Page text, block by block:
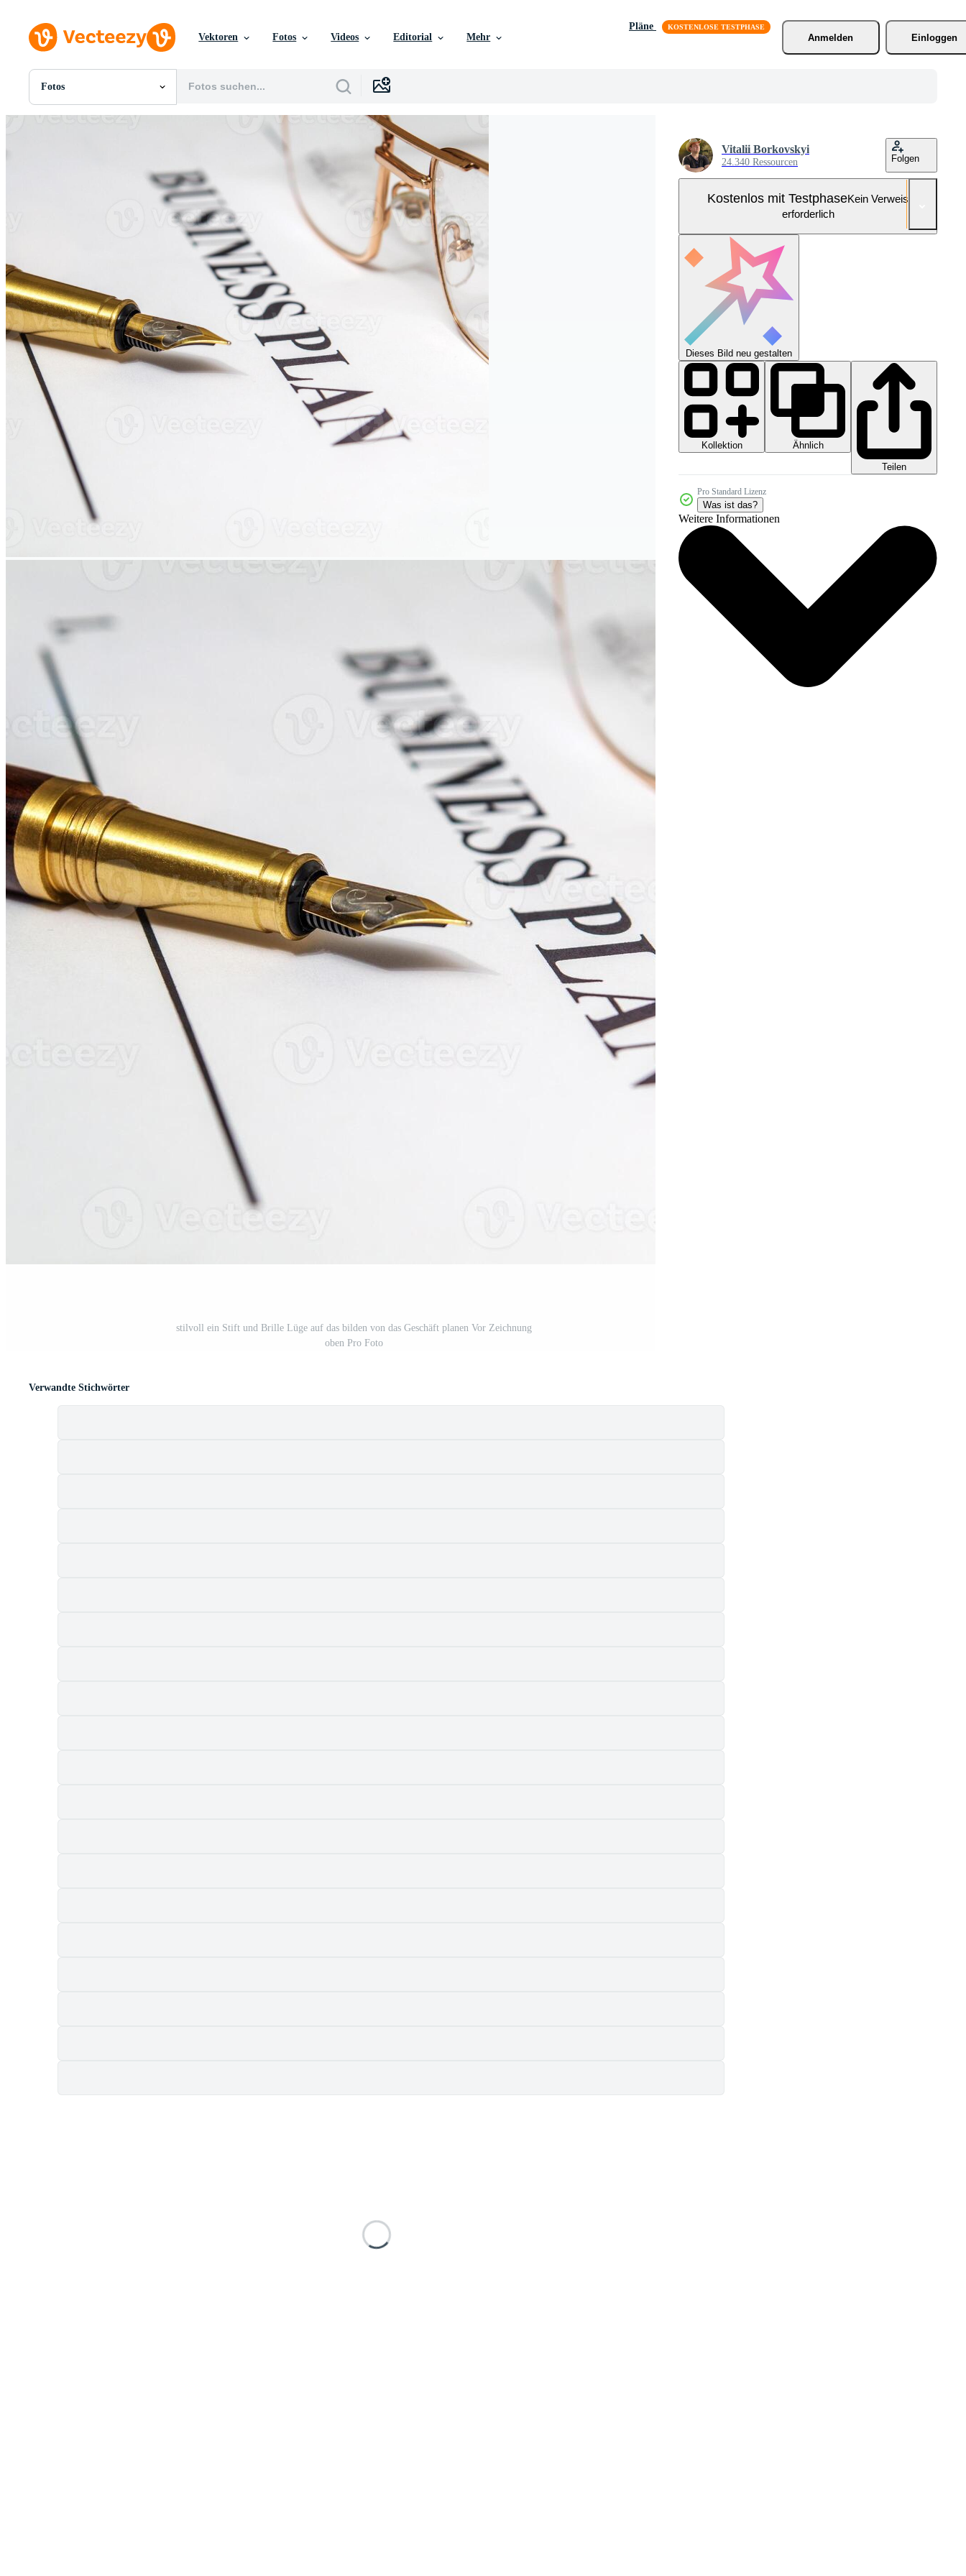
Vektoren Fotos Videos Editorial Mehr
Pläne
Anmelden
Einloggen
Fotos
Alle Bilder
stilvoll ein Stift und Brille Lüge auf das bilden von das Geschäft planen Vor Zeichnung
oben Pro Foto
Vitalii Borkovskyi
24.340 Ressourcen Folgen
Kostenlos mit TestphaseKein Verweis
erforderlich
Dieses Bild neu gestalten
Kollektion
Ähnlich
Teilen
Pro Standard Lizenz
Was ist das?
Weitere Informationen
Verwandte Stichwörter